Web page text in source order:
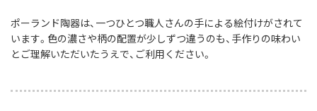
ポーランド陶器は、一つひとつ職人さんの手による絵付けがされて
います。色の濃さや柄の配置が少しずつ違うのも、手作りの味わい
とご理解いただいたうえで、ご利用ください。